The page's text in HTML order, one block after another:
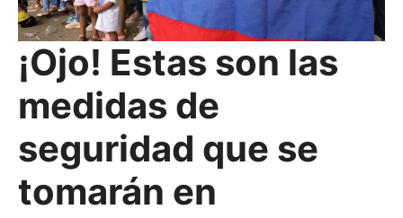
¡Ojo! Estas son las
medidas de
seguridad que se
tomarán en